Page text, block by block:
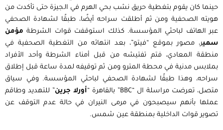
حينما كان يقوم بتغطية حريق نشب بحي الهرم في الجيزة حتى تأكدت من
هويته الصحفية ومن ثم أطلقت سراحه أيضًا، طبقًا لشهادة الصحفي
عبر الهاتف لباحثي المؤسسة. كذلك استوقفت قوات الشرطة مؤمن
سمير، مصور بموقع “فيتو”، بعد انتهائه من التغطية الصحفية في
منطقة المعادي، فتم تفتيشه من قبل أمناء الشرطة وأحد الأفراد
بملابس مدنية في محطة المترو ومن ثم توقيفه لمدة ساعة قبل إطلاق
سراحه، وهذا طبقًا لشهادة الصحفي لباحثي المؤسسة. وفي سياق
متصل، تعرضت مراسلة ال “BBC” بالقاهرة “
أورلا جرين” للتهديد وطاقم
عملها بأنهم سيصبحون في مرمى النيران في حالة عدم التوقف عن
تصوير قوات الداخلية بمنطقة عين شمس.